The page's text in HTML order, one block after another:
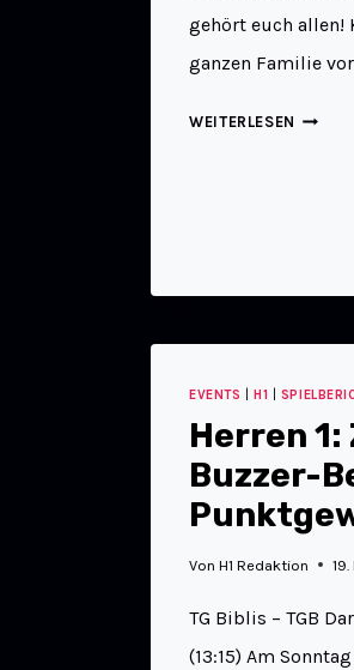
gehört euch
ganzen Familie
WEITERLESEN
EVENTS H1
Herren 1:
Buzzer-
Von H1 Redaktion
TG Biblis – TGB
(13:15) Am